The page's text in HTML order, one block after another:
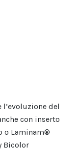
del
con inserto
o Laminam®
Bicolor